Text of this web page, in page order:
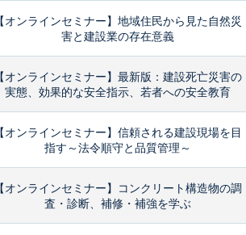
【オンラインセミナー】地域住民から見た自然災
害と建設業の存在意義
【オンラインセミナー】最新版：建設死亡災害の
実態、効果的な安全指示、若者への安全教育
【オンラインセミナー】信頼される建設現場を目
指す～法令順守と品質管理～
【オンラインセミナー】コンクリート構造物の調
査・診断、補修・補強を学ぶ